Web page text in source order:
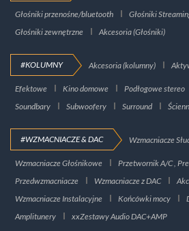
Głośniki przenośne/bluetooth
Głośniki
Głośniki zewnętrzne
Akcesoria (Głośniki)
#KOLUMNY Akcesoria (kolumny)
Efektowe Kino domowe Podłogowe stereo
Soundbary
Subwoofery Surround
#WZMACNIACZE & DAC Wzmacniacze
Wzmacniacze Głośnikowe
Przetwornik A/C ,
Przedwzmacniacze
Wzmacniacze z DAC
Wzmacniacze Instalacyjne
Końcówki mocy
Amplitunery
xxZestawy Audio DAC+AMP